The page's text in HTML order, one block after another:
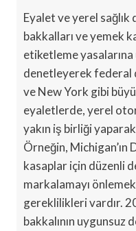
Eyalet ve yerel
bakkalları ve yemek
etiketleme yasalarına
denetleyerek federal
ve New York gibi
eyaletlerde, yerel
yakın iş birliği
Örneğin,
kasaplar için düzenli
markalamayı
gereklilikleri vardır.
bakkalının uygunsuz